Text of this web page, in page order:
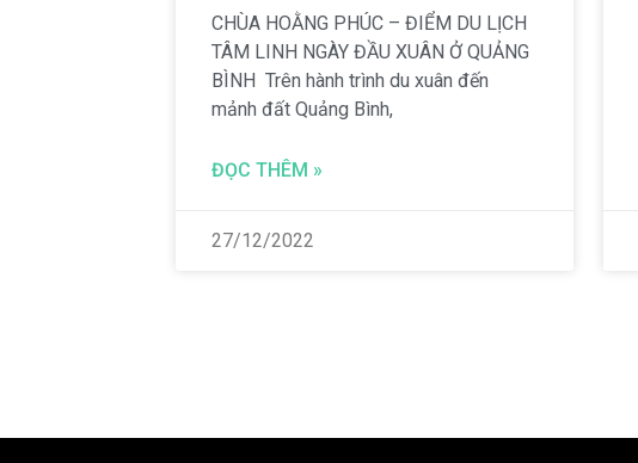
CHÙA HOẰNG PHÚC – ĐIỂM DU LỊCH
TÂM LINH NGÀY ĐẦU XUÂN Ở QUẢNG
BÌNH Trên hành trình du xuân đến
mảnh đất Quảng Bình,
ĐỌC THÊM »
27/12/2022